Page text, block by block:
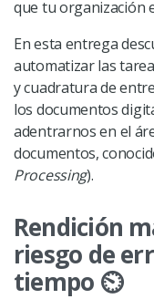
que tu organización
En esta entrega
automatizar las
y cuadratura de
los documentos
adentrarnosen el
documentos,
Processing).
Rendición
riesgo de
tiempo ⏲️